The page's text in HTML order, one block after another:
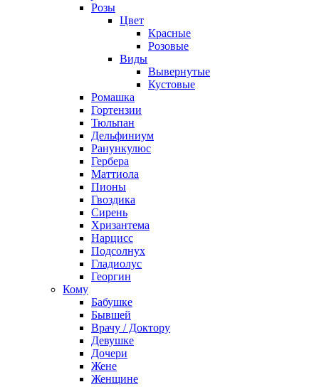
Розы
Цвет
Красные
Розовые
Виды
Вывернутые
Кустовые
Ромашка
Гортензии
Тюльпан
Дельфиниум
Ранункулюс
Гербера
Маттиола
Пионы
Гвоздика
Сирень
Хризантема
Нарцисс
Подсолнух
Гладиолус
Георгин
Кому
Бабушке
Бывшей
Врачу / Доктору
Девушке
Дочери
Жене
Женщине